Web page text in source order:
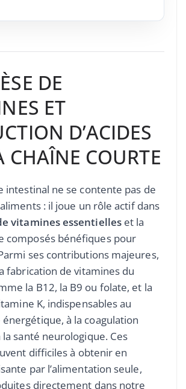
DE
ET
D’ACIDES
CHAÎNE COURTE
intestinal ne se contente pas de
: il joue un rôle actif dans
vitamines essentielleset la
composés bénéfiques pour
ses contributions majeures,
fabrication de vitamines du
la B12, la B9 ou folate, et la
K, indispensables au
à la coagulation
la santé neurologique. Ces
difficiles à obtenir en
par l’alimentation seule,
directement dans notre